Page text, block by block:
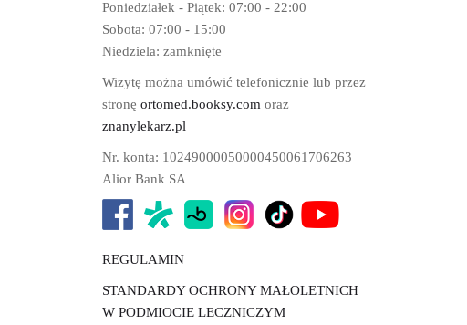
Poniedziałek - Piątek: 07:00 - 22:00
Sobota: 07:00 - 15:00
Niedziela: zamknięte
Wizytę można umówić telefonicznie lub przez
stronę ortomed.booksy.com oraz
znanylekarz.pl
Nr. konta: 10249000050000450061706263
Alior Bank SA
REGULAMIN
STANDARDY OCHRONY MAŁOLETNICH
W PODMIOCIE LECZNICZYM